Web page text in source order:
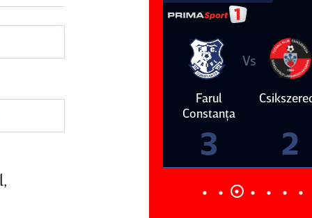
Farul
3
Vs
Dinamo
4
Vs
FC
0